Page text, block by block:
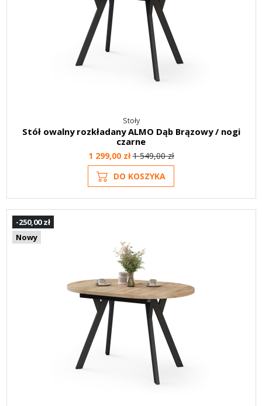
Stoły
Stół owalny rozkładany ALMO Dąb Brązowy / nogi
czarne
1 299,00 zł1 549,00 zł
DO KOSZYKA
-250,00 zł
Nowy